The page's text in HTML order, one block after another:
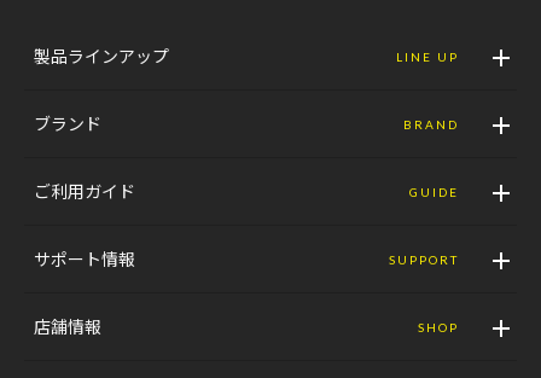
製品ラインアップ LINE UP
ブランド BRAND
ご利用ガイド GUIDE
サポート情報 SUPPORT
店舗情報 SHOP